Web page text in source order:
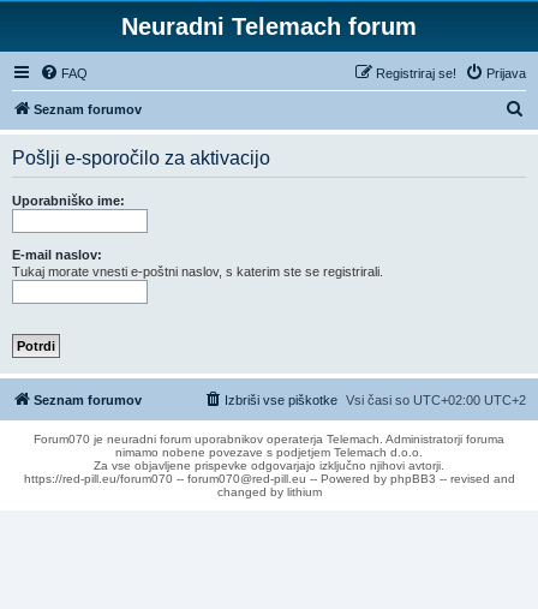
Neuradni Telemach forum
FAQ Prijava
Registriraj se!
Seznam forumov
s
Pošlji e-sporočilo za aktivacijo
Uporabniško ime:
E-mail naslov:
Tukaj morate vnesti e-poštni naslov, s katerim ste se registrirali.
Seznam forumov Vsi časi so UTC+02:00 UTC+2
Izbriši vse piškotke
Forum070 je neuradni forum uporabnikov operaterja Telemach. Administratorji foruma
nimamo nobene povezave s podjetjem Telemach d.o.o.
Za vse objavljene prispevke odgovarjajo izključno njihovi avtorji.
https://red-pill.eu/forum070 -- forum070@red-pill.eu -- Powered by phpBB3 -- revised and
changed by lithium